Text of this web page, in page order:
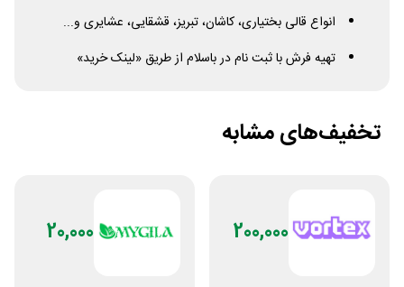
انواع قالی بختیاری، کاشان، تبریز، قشقایی، عشایری و...
تهیه فرش با ثبت نام در باسلام از طریق «لینک خرید»
تخفیف‌های مشابه
200,000
20,000